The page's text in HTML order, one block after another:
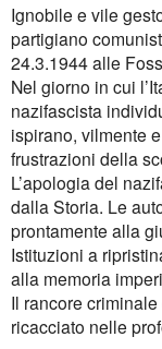
Ignobile e vile
partigiano
24.3.1944 alle
Nel giorno in cui
nazifascista
ispirano, vilmente
frustrazioni della
L’apologia del
dalla Storia. Le
prontamente alla
Istituzioni a
alla memoria
Il rancore
ricacciato nelle